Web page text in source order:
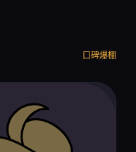
口碑爆棚